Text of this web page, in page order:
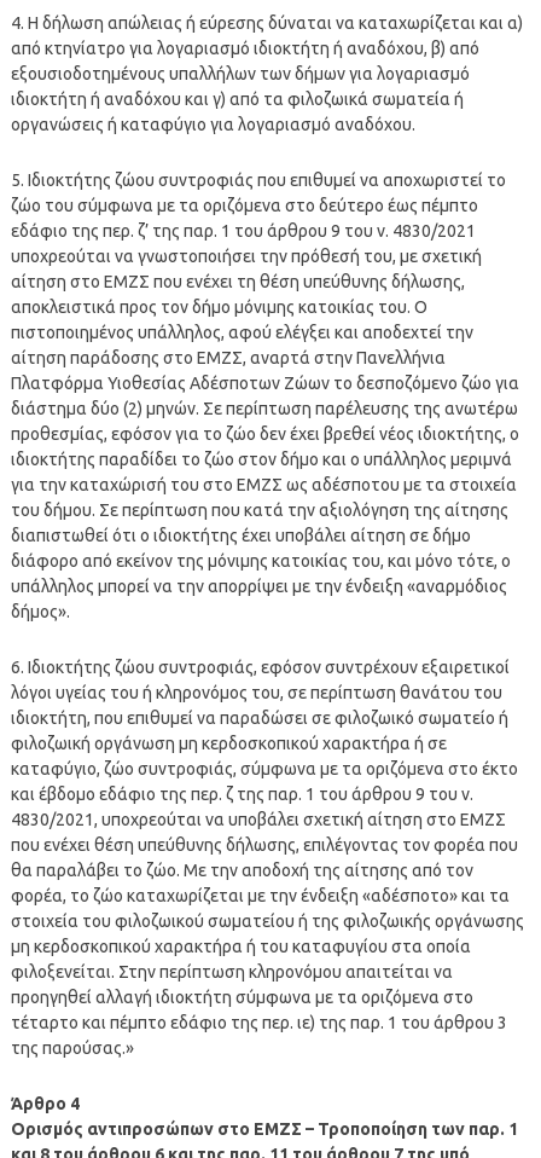
4. Η δήλωση απώλειας ή εύρεσης δύναται να καταχωρίζεται και α)
από κτηνίατρο για λογαριασμό ιδιοκτήτη ή αναδόχου, β) από
εξουσιοδοτημένους υπαλλήλων των δήμων για λογαριασμό
ιδιοκτήτη ή αναδόχου και γ) από τα φιλοζωικά σωματεία ή
οργανώσεις ή καταφύγιο για λογαριασμό αναδόχου.
5. Ιδιοκτήτης ζώου συντροφιάς που επιθυμεί να αποχωριστεί το
ζώο του σύμφωνα με τα οριζόμενα στο δεύτερο έως πέμπτο
εδάφιο της περ. ζ’ της παρ. 1 του άρθρου 9 του ν. 4830/2021
υποχρεούται να γνωστοποιήσει την πρόθεσή του, με σχετική
αίτηση στο ΕΜΖΣ που ενέχει τη θέση υπεύθυνης δήλωσης,
αποκλειστικά προς τον δήμο μόνιμης κατοικίας του. Ο
πιστοποιημένος υπάλληλος, αφού ελέγξει και αποδεχτεί την
αίτηση παράδοσης στο ΕΜΖΣ, αναρτά στην Πανελλήνια
Πλατφόρμα Υιοθεσίας Αδέσποτων Ζώων το δεσποζόμενο ζώο για
διάστημα δύο (2) μηνών. Σε περίπτωση παρέλευσης της ανωτέρω
προθεσμίας, εφόσον για το ζώο δεν έχει βρεθεί νέος ιδιοκτήτης, ο
ιδιοκτήτης παραδίδει το ζώο στον δήμο και ο υπάλληλος μεριμνά
για την καταχώρισή του στο ΕΜΖΣ ως αδέσποτου με τα στοιχεία
του δήμου. Σε περίπτωση που κατά την αξιολόγηση της αίτησης
διαπιστωθεί ότι ο ιδιοκτήτης έχει υποβάλει αίτηση σε δήμο
διάφορο από εκείνον της μόνιμης κατοικίας του, και μόνο τότε, ο
υπάλληλος μπορεί να την απορρίψει με την ένδειξη «αναρμόδιος
δήμος».
6. Ιδιοκτήτης ζώου συντροφιάς, εφόσον συντρέχουν εξαιρετικοί
λόγοι υγείας του ή κληρονόμος του, σε περίπτωση θανάτου του
ιδιοκτήτη, που επιθυμεί να παραδώσει σε φιλοζωικό σωματείο ή
φιλοζωική οργάνωση μη κερδοσκοπικού χαρακτήρα ή σε
καταφύγιο, ζώο συντροφιάς, σύμφωνα με τα οριζόμενα στο έκτο
και έβδομο εδάφιο της περ. ζ της παρ. 1 του άρθρου 9 του ν.
4830/2021, υποχρεούται να υποβάλει σχετική αίτηση στο ΕΜΖΣ
που ενέχει θέση υπεύθυνης δήλωσης, επιλέγοντας τον φορέα που
θα παραλάβει το ζώο. Με την αποδοχή της αίτησης από τον
φορέα, το ζώο καταχωρίζεται με την ένδειξη «αδέσποτο» και τα
στοιχεία του φιλοζωικού σωματείου ή της φιλοζωικής οργάνωσης
μη κερδοσκοπικού χαρακτήρα ή του καταφυγίου στα οποία
φιλοξενείται. Στην περίπτωση κληρονόμου απαιτείται να
προηγηθεί αλλαγή ιδιοκτήτη σύμφωνα με τα οριζόμενα στο
τέταρτο και πέμπτο εδάφιο της περ. ιε) της παρ. 1 του άρθρου 3
της παρούσας.»
Άρθρο 4
Ορισμός αντιπροσώπων στο ΕΜΖΣ – Τροποποίηση των παρ. 1
και 8 του άρθρου 6 και της παρ. 11 του άρθρου 7 της υπό